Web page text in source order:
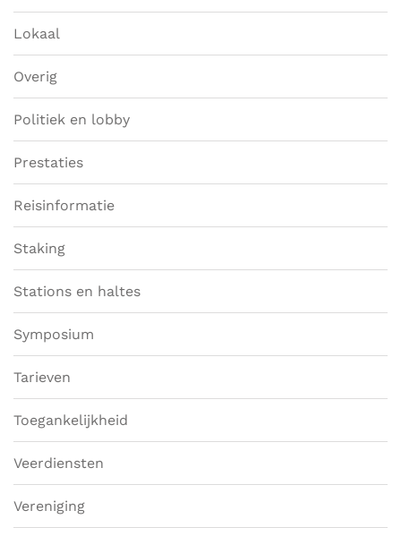
Lokaal
Overig
Politiek en lobby
Prestaties
Reisinformatie
Staking
Stations en haltes
Symposium
Tarieven
Toegankelijkheid
Veerdiensten
Vereniging